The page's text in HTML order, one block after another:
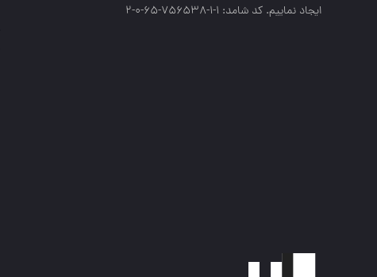
ايجاد نماييم. کد شامد: 1-1-756538-65-0-2